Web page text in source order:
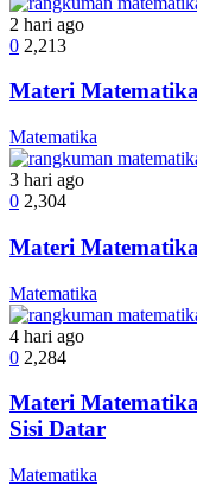
2 hari ago
0 2,213
Materi
Matematika
3 hari ago
0 2,304
Materi
Matematika
4 hari ago
0 2,284
Materi
Sisi Datar
Matematika